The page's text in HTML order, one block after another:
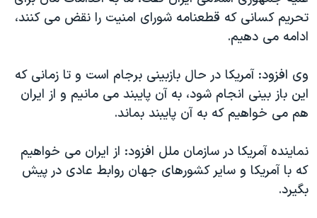
تحریم کسانی که قطعنامه شورای امنیت را نقض می کنند،
ادامه می دهیم.
وی افزود: آمریکا در حال بازبینی برجام است و تا زمانی که
این باز بینی انجام شود، به آن پایبند می مانیم و از ایران
هم می خواهیم که به آن پایبند بماند.
نماینده آمریکا در سازمان ملل افزود: از ایران می خواهیم
که با آمریکا و سایر کشورهای جهان روابط عادی در پیش
بگیرد.